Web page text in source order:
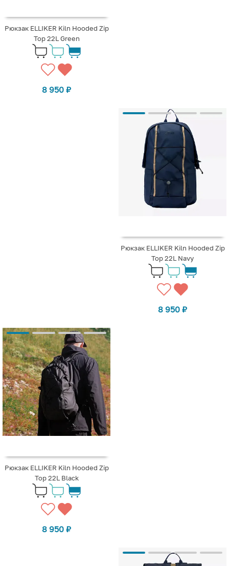
Рюкзак ELLIKER Kiln Hooded Zip
Top 22L Green
8 950 ₽
Рюкзак ELLIKER Kiln Hooded Zip
Top 22L Navy
8 950 ₽
Рюкзак ELLIKER Kiln Hooded Zip
Top 22L Black
8 950 ₽